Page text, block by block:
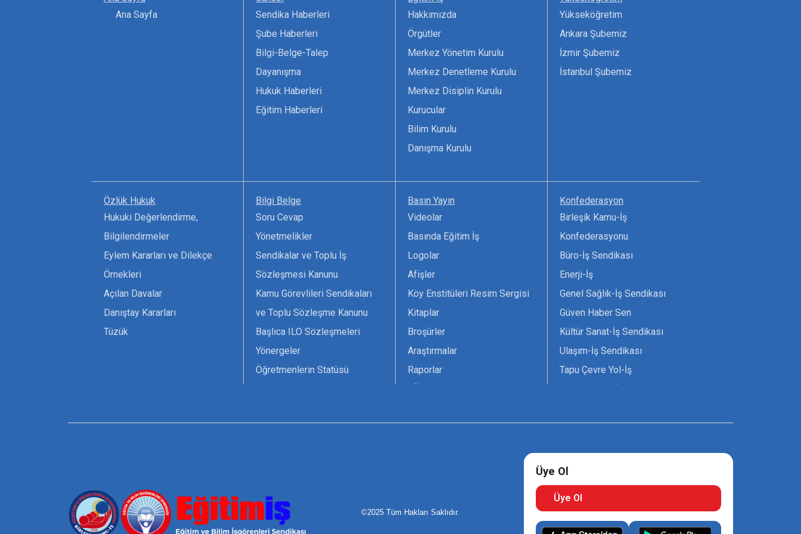
Ana Sayfa
Sendika Haberleri
Şube Haberleri
Bilgi-Belge-Talep
Dayanışma
Hukuk Haberleri
Eğitim Haberleri
Hakkımızda
Örgütler
Merkez Yönetim Kurulu
Merkez Denetleme Kurulu
Merkez Disiplin Kurulu
Kurucular
Bilim Kurulu
Danışma Kurulu
Yükseköğretim
Ankara Şubemiz
İzmir Şubemiz
İstanbul Şubemiz
Özlük Hukuk
Hukuki Değerlendirme,
Bilgilendirmeler
Eylem Kararları ve Dilekçe
Örnekleri
Açılan Davalar
Danıştay Kararları
Tüzük
Bilgi Belge
Soru Cevap
Yönetmelikler
Sendikalar ve Toplu İş
Sözleşmesi Kanunu
Kamu Görevlileri Sendikaları
ve Toplu Sözleşme Kanunu
Başlıca ILO Sözleşmeleri
Yönergeler
Öğretmenlerin Statüsü
Seçim Formları
Basın Yayın
Videolar
Basında Eğitim İş
Logolar
Afişler
Köy Enstitüleri Resim Sergisi
Kitaplar
Broşürler
Araştırmalar
Raporlar
Pankartlar
Konfederasyon
Birleşik Kamu-İş
Konfederasyonu
Büro-İş Sendikası
Enerji-İş
Genel Sağlık-İş Sendikası
Güven Haber Sen
Kültür Sanat-İş Sendikası
Ulaşım-İş Sendikası
Tapu Çevre Yol-İş
Uzman Diyanet - Sen
©2025 Tüm Hakları Saklıdır.
Üye Ol
Üye Ol